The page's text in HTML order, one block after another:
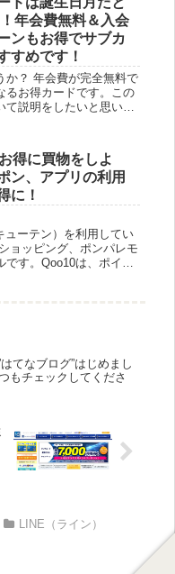
年会費無料＆入会
ンもお得でサブカ
すめです！
か？ 年会費が完全無料で
るお得カードです。この
て説明をしたいと思いま
得に買物をしよ
ン、アプリの利用
に！
ューテン）を利用してい
ョッピング、ポンパレモ
す。Qoo10は、ポイン
てなブログ”はじめまし
もチェックしてくださ
LINE（ライン）